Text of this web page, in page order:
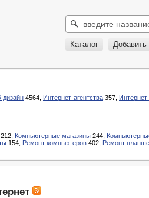
Каталог
дизайн 4564, Интернет-агентства 357,
212, Компьютерные магазины 244,
154, Ремонт компьютеров 402, Ремонт